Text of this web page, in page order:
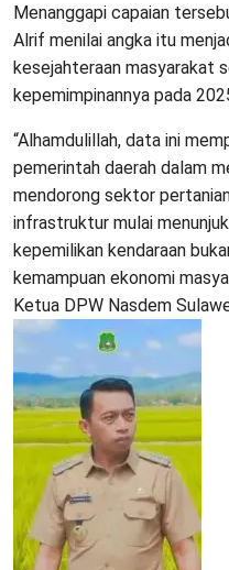
Menanggapi capaian
Alrif menilai angka itu
kesejahteraan masyarakat
kepemimpinannya pada
“Alhamdulillah, data ini
pemerintah daerah dalam
mendorong sektor
infrastruktur mulai
kepemilikan kendaraan
kemampuan ekonomi
Ketua DPW Nasdem